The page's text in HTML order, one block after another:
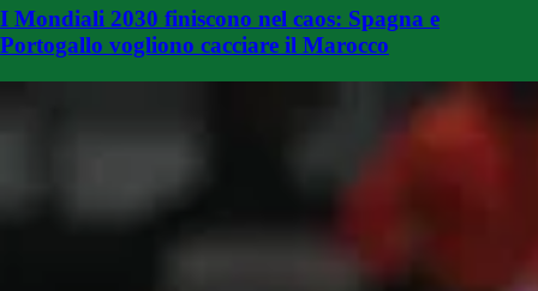
I Mondiali 2030 finiscono nel caos: Spagna e
Portogallo vogliono cacciare il Marocco